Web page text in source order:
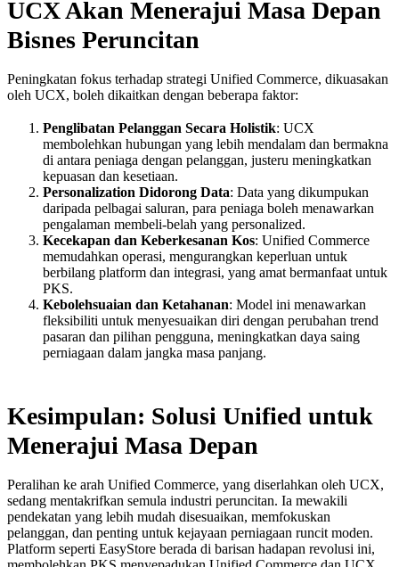
UCX Akan Menerajui Masa Depan
Bisnes Peruncitan
Peningkatan fokus terhadap strategi Unified Commerce, dikuasakan
oleh UCX, boleh dikaitkan dengan beberapa faktor:
Penglibatan Pelanggan Secara Holistik: UCX
membolehkan hubungan yang lebih mendalam dan bermakna
di antara peniaga dengan pelanggan, justeru meningkatkan
kepuasan dan kesetiaan.
Personalization Didorong Data: Data yang dikumpukan
daripada pelbagai saluran, para peniaga boleh menawarkan
pengalaman membeli-belah yang personalized.
Kecekapan dan Keberkesanan Kos: Unified Commerce
memudahkan operasi, mengurangkan keperluan untuk
berbilang platform dan integrasi, yang amat bermanfaat untuk
PKS.
Kebolehsuaian dan Ketahanan: Model ini menawarkan
fleksibiliti untuk menyesuaikan diri dengan perubahan trend
pasaran dan pilihan pengguna, meningkatkan daya saing
perniagaan dalam jangka masa panjang.
Kesimpulan: Solusi Unified untuk
Menerajui Masa Depan
Peralihan ke arah Unified Commerce, yang diserlahkan oleh UCX,
sedang mentakrifkan semula industri peruncitan. Ia mewakili
pendekatan yang lebih mudah disesuaikan, memfokuskan
pelanggan, dan penting untuk kejayaan perniagaan runcit moden.
Platform seperti EasyStore berada di barisan hadapan revolusi ini,